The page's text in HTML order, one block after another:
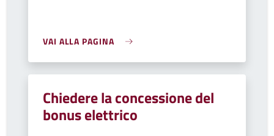
VAI ALLA PAGINA
Chiedere la concessione del
bonus elettrico